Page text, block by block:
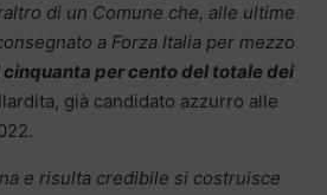
di un Comune che, alle ultime
a Forza Italia per mezzo
per cento del totale dei
già candidato azzurro alle
e risulta credibile si costruisce